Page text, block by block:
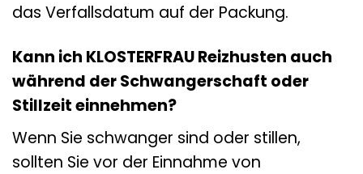
das Verfallsdatum auf der Packung.
Kann ich KLOSTERFRAU Reizhusten auch
während der Schwangerschaft oder
Stillzeit einnehmen?
Wenn Sie schwanger sind oder stillen,
sollten Sie vor der Einnahme von